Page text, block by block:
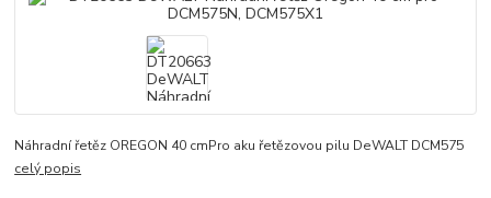
Náhradní řetěz OREGON 40 cmPro aku řetězovou pilu DeWALT DCM575
celý popis